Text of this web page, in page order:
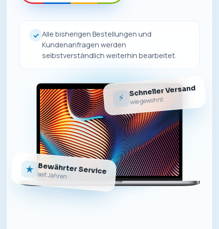
✓ Alle bisherigen Bestellungen und
Kundenanfragen werden
selbstverständlich weiterhin bearbeitet.
⚡ Schneller Versand
wie gewohnt
★ Bewährter Service
seit Jahren